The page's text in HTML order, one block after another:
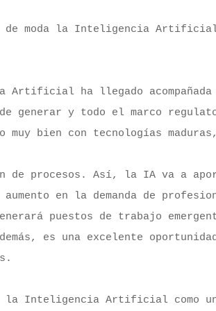
de moda la Inteligencia
Artificial ha llegado
generar y todo el marco
muy bien con tecnologías
de procesos. Así, la IA va a
en la demanda de
puestos de trabajo
es una excelente
la Inteligencia Artificial como